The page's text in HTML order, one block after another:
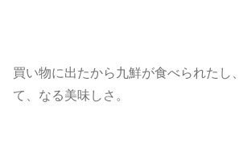
買い物に出たから九鮮が食べられたし
て、なる美味しさ。